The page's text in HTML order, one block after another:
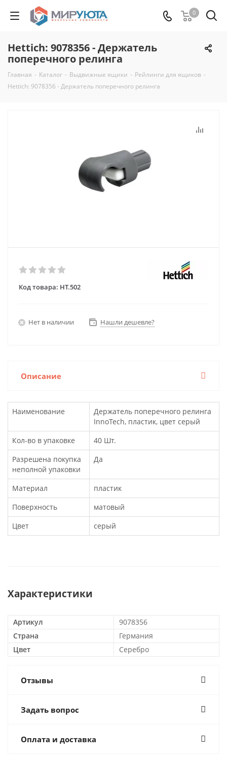
0
Hettich: 9078356 - Держатель
поперечного релинга
Главная - Каталог - Выдвижные ящики - Рейлинги для ящиков -
Hettich: 9078356 - Держатель поперечного релинга
Код товара: HT.502
Нет в наличии Нашли дешевле?
Описание
Наименование
Держатель поперечного релинга
InnoTech, пластик, цвет серый
Кол-во в упаковке
40 Шт.
Разрешена покупка
неполной упаковки
Да
Материал
пластик
Поверхность
матовый
Цвет
серый
Характеристики
Артикул
9078356
Страна
Германия
Цвет
Серебро
Отзывы
Задать вопрос
Оплата и доставка